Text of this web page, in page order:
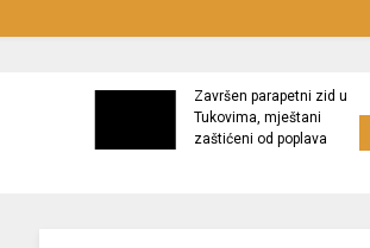
Završen parapetni zid u
Tukovima, mještani
zaštićeni od poplava